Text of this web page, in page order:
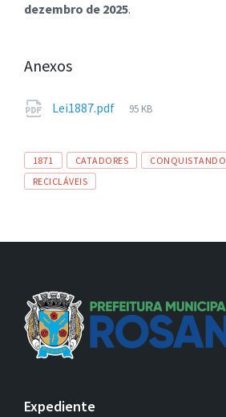
dezembro de 2025.
Anexos
Lei1887.pdf
Tamanho
95 KB
Tags
1871 CATADORES CONQUISTANDO
RECICLÁVEIS
Expediente